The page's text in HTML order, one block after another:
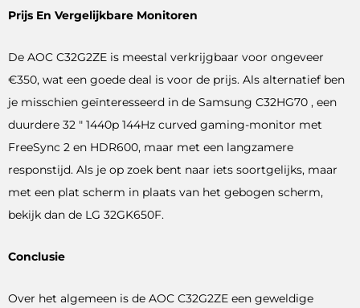
Prijs En Vergelijkbare Monitoren
De AOC C32G2ZE is meestal verkrijgbaar voor ongeveer
€350, wat een goede deal is voor de prijs. Als alternatief ben
je misschien geïnteresseerd in de Samsung C32HG70 , een
duurdere 32 ″ 1440p 144Hz curved gaming-monitor met
FreeSync 2 en HDR600, maar met een langzamere
responstijd. Als je op zoek bent naar iets soortgelijks, maar
met een plat scherm in plaats van het gebogen scherm,
bekijk dan de LG 32GK650F.
Conclusie
Over het algemeen is de AOC C32G2ZE een geweldige